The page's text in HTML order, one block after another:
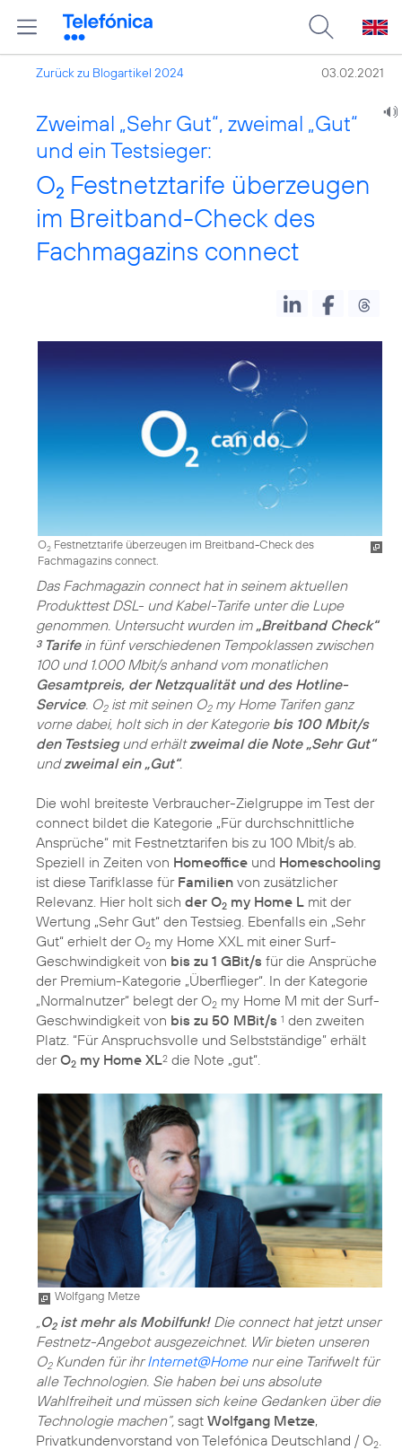
Zurück zu Blogartikel 2024 03.02.2021
Zweimal „Sehr Gut“, zweimal „Gut“
und ein Testsieger:
O2 Festnetztarife überzeugen
im Breitband-Check des
Fachmagazins connect
O2 Festnetztarife überzeugen im Breitband-Check des
Fachmagazins connect.
Das Fachmagazin connect hat in seinem aktuellen
Produkttest DSL- und Kabel-Tarife unter die Lupe
genommen. Untersucht wurden im „Breitband Check“
3Tarifein fünf verschiedenen Tempoklassen zwischen
100 und 1.000 Mbit/s anhand vom monatlichen
Gesamtpreis, der Netzqualität und des Hotline-
Service. O2ist mit seinen O2my Home Tarifen ganz
vorne dabei, holt sich in der Kategorie bis 100 Mbit/s
den Testsiegund erhältzweimal die Note „Sehr Gut“
undzweimal ein „Gut“.
Die wohl breiteste Verbraucher-Zielgruppe im Test der
connect bildet die Kategorie „Für durchschnittliche
Ansprüche“ mit Festnetztarifen bis zu 100 Mbit/s ab.
Speziell in Zeiten von Homeoffice und Homeschooling
ist diese Tarifklasse für Familien von zusätzlicher
Relevanz. Hier holt sich der O2 my Home L mit der
Wertung „Sehr Gut“ den Testsieg. Ebenfalls ein „Sehr
Gut“ erhielt der O2 my Home XXL mit einer Surf-
Geschwindigkeit von bis zu 1 GBit/s für die Ansprüche
der Premium-Kategorie „Überflieger“. In der Kategorie
„Normalnutzer“ belegt der O2 my Home M mit der Surf-
Geschwindigkeit von bis zu 50 MBit/s 1 den zweiten
Platz. “Für Anspruchsvolle und Selbstständige” erhält
derO2 my Home XL2 die Note „gut“.
Wolfgang Metze
„O2ist mehr als Mobilfunk!Die connect hat jetzt unser
Festnetz-Angebot ausgezeichnet. Wir bieten unseren
O2Kunden für ihrInternet@Homenur eine Tarifwelt für
alle Technologien. Sie haben bei uns absolute
Wahlfreiheit und müssen sich keine Gedanken über die
Technologie machen“, sagt Wolfgang Metze,
Privatkundenvorstand von Telefónica Deutschland / O2.